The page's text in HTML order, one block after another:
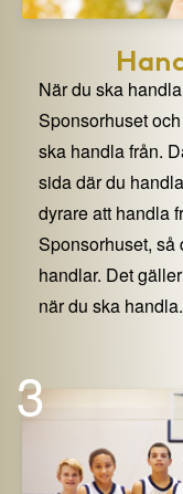
När du ska
Sponsorhuset
ska handla från.
sida där du
dyrare att handla
Sponsorhuset, så
handlar. Det
när du ska handla.
3